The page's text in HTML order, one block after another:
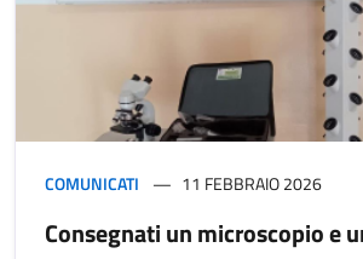
COMUNICATI 11 FEBBRAIO 2026
Consegnati un microscopio e